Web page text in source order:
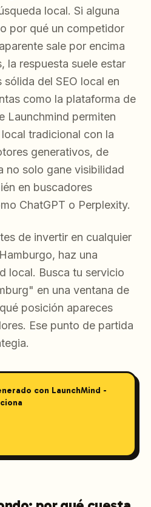
local. Si alguna
por qué un competidor
sale por encima
la respuesta suele estar
sólida del SEO local en
como la plataforma de
Launchmind permiten
tradicional con la
generativos, de
no solo gane visibilidad
en buscadores
ChatGPT o Perplexity.
de invertir en cualquier
haz una
local. Busca tu servicio
en una ventana de
posición apareces
Ese punto de partida
con LaunchMind -